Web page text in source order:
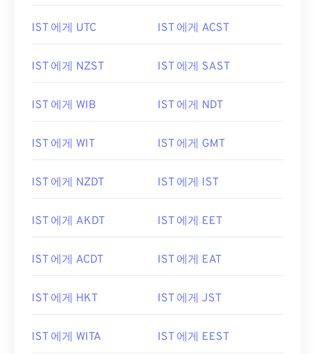
IST 에게 UTC IST 에게 ACST
IST 에게 NZST IST 에게 SAST
IST 에게 WIB IST 에게 NDT
IST 에게 WIT IST 에게 GMT
IST 에게 NZDT IST 에게 IST
IST 에게 AKDT IST 에게 EET
IST 에게 ACDT IST 에게 EAT
IST 에게 HKT IST 에게 JST
IST 에게 WITA IST 에게 EEST